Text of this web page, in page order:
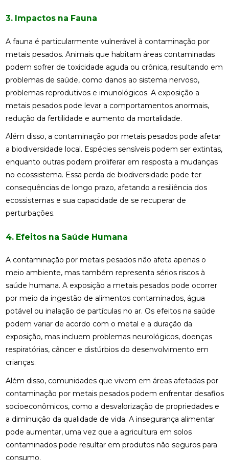
3. Impactos na Fauna
A fauna é particularmente vulnerável à contaminação por
metais pesados. Animais que habitam áreas contaminadas
podem sofrer de toxicidade aguda ou crônica, resultando em
problemas de saúde, como danos ao sistema nervoso,
problemas reprodutivos e imunológicos. A exposição a
metais pesados pode levar a comportamentos anormais,
redução da fertilidade e aumento da mortalidade.
Além disso, a contaminação por metais pesados pode afetar
a biodiversidade local. Espécies sensíveis podem ser extintas,
enquanto outras podem proliferar em resposta a mudanças
no ecossistema. Essa perda de biodiversidade pode ter
consequências de longo prazo, afetando a resiliência dos
ecossistemas e sua capacidade de se recuperar de
perturbações.
4. Efeitos na Saúde Humana
A contaminação por metais pesados não afeta apenas o
meio ambiente, mas também representa sérios riscos à
saúde humana. A exposição a metais pesados pode ocorrer
por meio da ingestão de alimentos contaminados, água
potável ou inalação de partículas no ar. Os efeitos na saúde
podem variar de acordo com o metal e a duração da
exposição, mas incluem problemas neurológicos, doenças
respiratórias, câncer e distúrbios do desenvolvimento em
crianças.
Além disso, comunidades que vivem em áreas afetadas por
contaminação por metais pesados podem enfrentar desafios
socioeconômicos, como a desvalorização de propriedades e
a diminuição da qualidade de vida. A insegurança alimentar
pode aumentar, uma vez que a agricultura em solos
contaminados pode resultar em produtos não seguros para
consumo.